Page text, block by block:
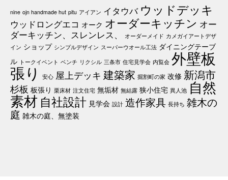
nine ojn handmade hut pitu アイアン イタウバ ウッドデッキ
ウッドロングエコ オーク オーダーキッチン オー
ダーキッチン、スレンレス、
オーダーメイド カメガイアートデザ
イン ショップ シンプルデザイン スーパーウオール工法 ダイニングテーブ
ル トークイベント ベンチ リクシル 三条市 住宅見学会 内覧会 外壁板
張り 安心 屋上デッキ 建築家 掘割町の家 改修 新潟市
杉板 板張り 栗床材 注文住宅 無垢材 無結露 狭小住宅 異人池 自然
素材 自社設計 見学会 設計 造作家具 長持ち 雑木の
庭 雑木の庭、無塗装